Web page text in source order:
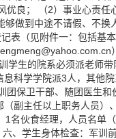
优良； （2）事业心责任
够做到中途不请假、不换
表（见附件一：包括基
学生的院系必须派老师
息科学学院派3人，其他
团保卫干部、随团医生
（副主任以上职务人员）
1 名伙食经理，人员名单
六、学生身体检查：军训